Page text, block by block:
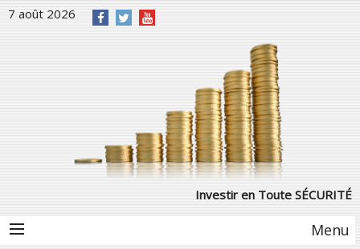
7 août 2026
Investir en Toute SÉCURITÉ
Menu